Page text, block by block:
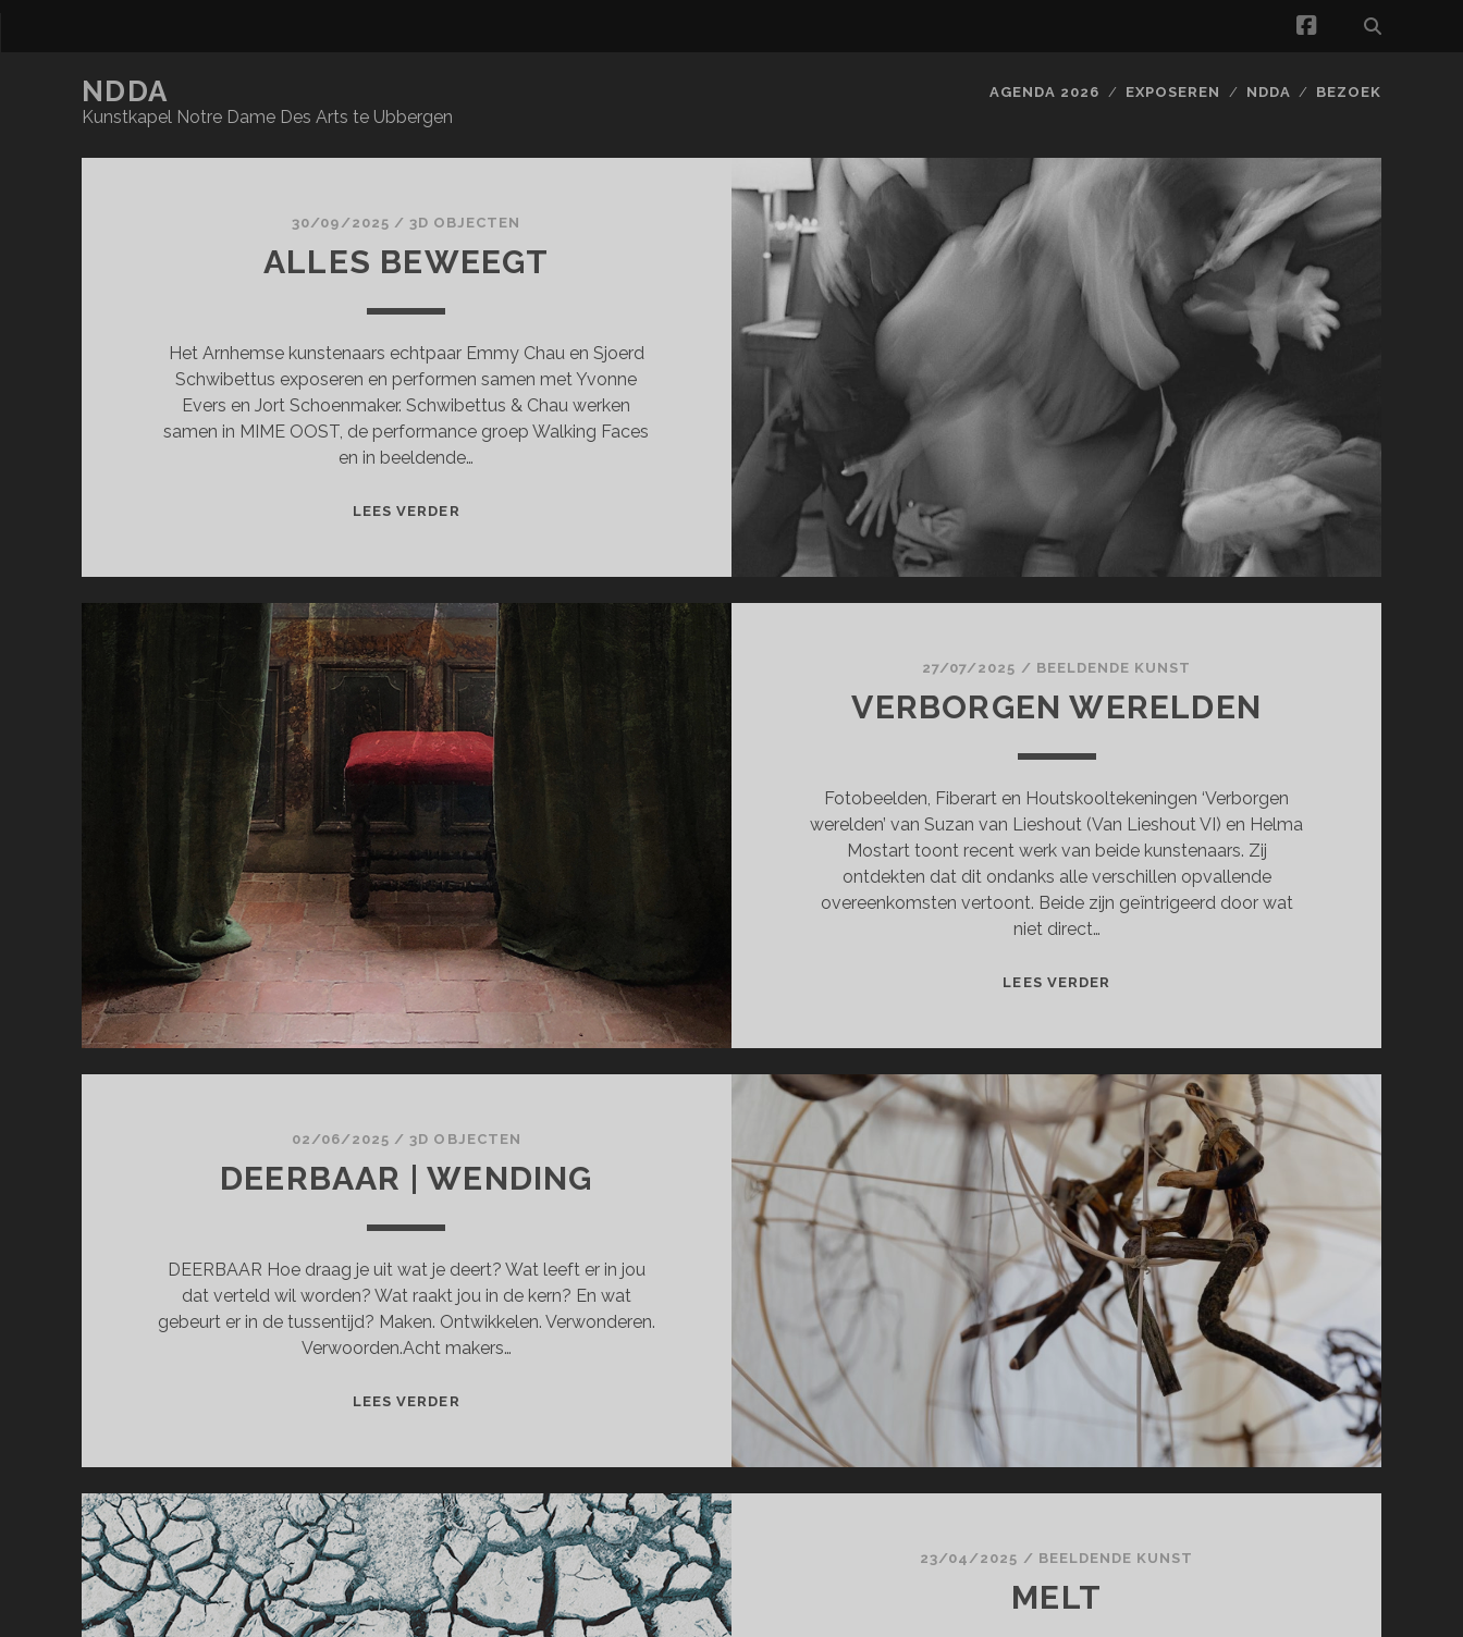
facebook
NDDA
Kunstkapel Notre Dame Des Arts te Ubbergen
AGENDA 2026 EXPOSEREN NDDA BEZOEK
30/09/2025 / 3D OBJECTEN
ALLES BEWEEGT
Het Arnhemse kunstenaars echtpaar Emmy Chau en Sjoerd
Schwibettus exposeren en performen samen met Yvonne
Evers en Jort Schoenmaker. Schwibettus & Chau werken
samen in MIME OOST, de performance groep Walking Faces
en in beeldende…
LEES VERDER
27/07/2025 / BEELDENDE KUNST
VERBORGEN WERELDEN
Fotobeelden, Fiberart en Houtskooltekeningen ‘Verborgen
werelden’ van Suzan van Lieshout (Van Lieshout VI) en Helma
Mostart toont recent werk van beide kunstenaars. Zij
ontdekten dat dit ondanks alle verschillen opvallende
overeenkomsten vertoont. Beide zijn geïntrigeerd door wat
niet direct…
LEES VERDER
02/06/2025 / 3D OBJECTEN
DEERBAAR | WENDING
DEERBAAR Hoe draag je uit wat je deert? Wat leeft er in jou
dat verteld wil worden? Wat raakt jou in de kern? En wat
gebeurt er in de tussentijd? Maken. Ontwikkelen. Verwonderen.
Verwoorden.Acht makers…
LEES VERDER
23/04/2025 / BEELDENDE KUNST
MELT